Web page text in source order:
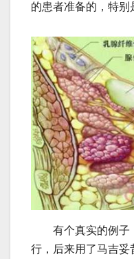
的患者准备的，特别
有个真实的例子
行，后来用了马吉妥